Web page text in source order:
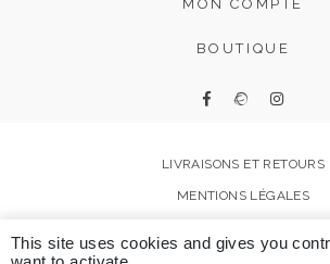
MON COMPTE
BOUTIQUE
LIVRAISONS ET RETOURS
MENTIONS LÉGALES
This site uses cookies and gives you